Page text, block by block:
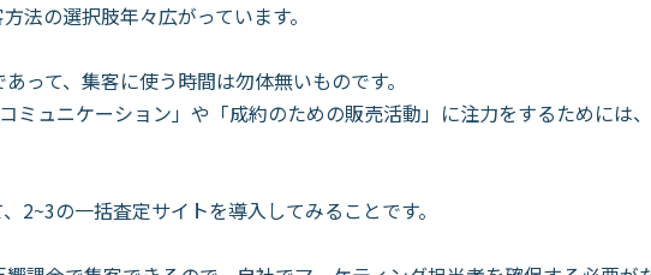
法の選択肢年々広がっています。
って、集客に使う時間は勿体無いものです。
ミュニケーション」や「成約のための販売活動」に注力をするためには
2~3の一括査定サイトを導入してみることです。